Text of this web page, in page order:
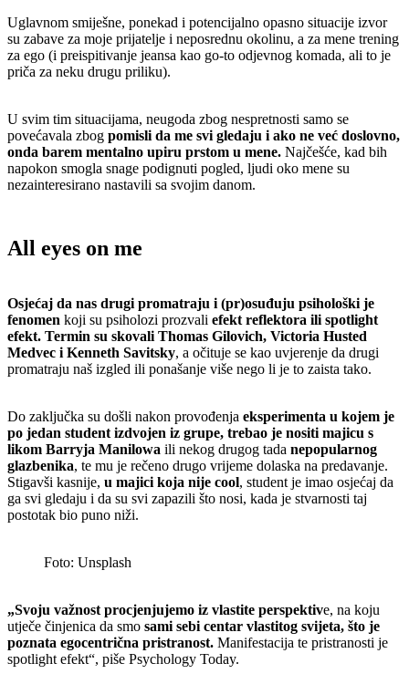
Uglavnom smiješne, ponekad i potencijalno opasno situacije izvor
su zabave za moje prijatelje i neposrednu okolinu, a za mene trening
za ego (i preispitivanje jeansa kao go-to odjevnog komada, ali to je
priča za neku drugu priliku).
U svim tim situacijama, neugoda zbog nespretnosti samo se
povećavala zbog pomisli da me svi gledaju i ako ne već doslovno,
onda barem mentalno upiru prstom u mene. Najčešće, kad bih
napokon smogla snage podignuti pogled, ljudi oko mene su
nezainteresirano nastavili sa svojim danom.
All eyes on me
Osjećaj da nas drugi promatraju i (pr)osuđuju psihološki je
fenomen koji su psiholozi prozvali efekt reflektora ili spotlight
efekt. Termin su skovali Thomas Gilovich, Victoria Husted
Medvec i Kenneth Savitsky, a očituje se kao uvjerenje da drugi
promatraju naš izgled ili ponašanje više nego li je to zaista tako.
Do zaključka su došli nakon provođenja eksperimenta u kojem je
po jedan student izdvojen iz grupe, trebao je nositi majicu s
likom Barryja Manilowa ili nekog drugog tada nepopularnog
glazbenika, te mu je rečeno drugo vrijeme dolaska na predavanje.
Stigavši kasnije, u majici koja nije cool, student je imao osjećaj da
ga svi gledaju i da su svi zapazili što nosi, kada je stvarnosti taj
postotak bio puno niži.
Foto: Unsplash
„Svoju važnost procjenjujemo iz vlastite perspektive, na koju
utječe činjenica da smo sami sebi centar vlastitog svijeta, što je
poznata egocentrična pristranost. Manifestacija te pristranosti je
spotlight efekt“, piše Psychology Today.